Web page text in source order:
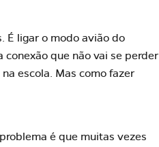
É ligar o modo avião do
que não vai se perder
escola. Mas como fazer
é que muitas vezes